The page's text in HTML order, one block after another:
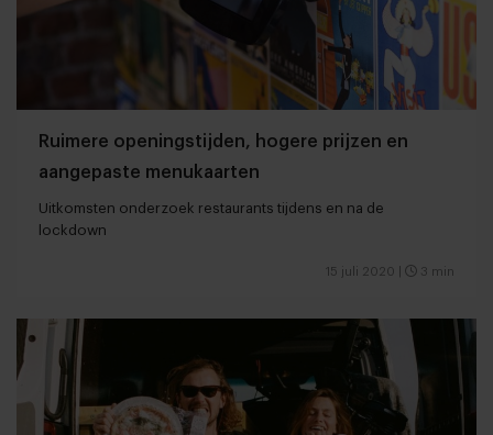
Ruimere openingstijden, hogere prijzen en
aangepaste menukaarten
Uitkomsten onderzoek restaurants tijdens en na de
lockdown
15 juli 2020 3 min